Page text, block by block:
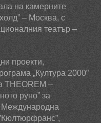
на камерните
” – Москва, с
театър –
проекти,
„Култура 2000”
THEOREM –
руно” за
Международна
Кюлтюрфранс”,